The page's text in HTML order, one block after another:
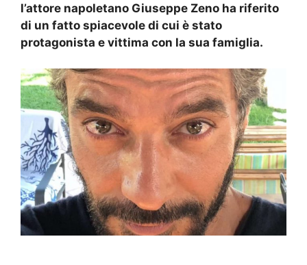
l’attore napoletano Giuseppe Zeno ha riferito
di un fatto spiacevole di cui è stato
protagonista e vittima con la sua famiglia.